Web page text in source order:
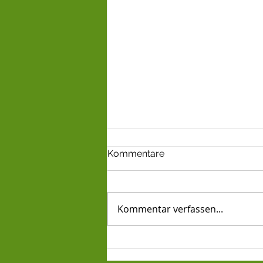
Formwert für Cala
Kommentare
Kommentar verfassen...